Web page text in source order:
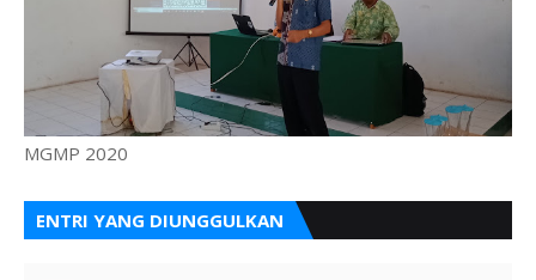
MGMP 2020
ENTRI YANG DIUNGGULKAN